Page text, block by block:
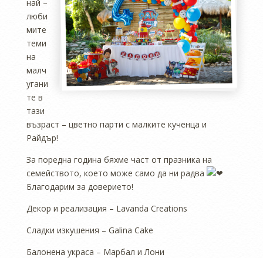
най –
люби
мите
теми
на
малч
угани
те в
тази
възраст – цветно парти с малките кученца и
Райдър!
За поредна година бяхме част от празника на
семейството, което може само да ни радва
Благодарим за доверието!
Декор и реализация – Lavanda Creations
Сладки изкушения – Galina Cake
Балонена украса – Марбал и Лони